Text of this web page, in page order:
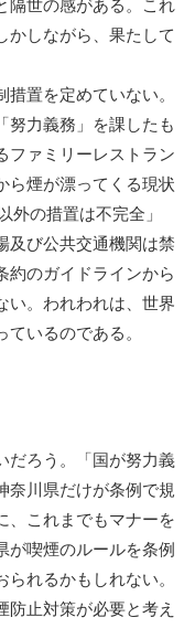
隔世の感がある。これ
かしながら、果たして
置を定めていない。
努力義務」を課したも
ファミリーレストラン
ら煙が漂ってくる現状
外の措置は不完全」
及び公共交通機関は禁
約のガイドラインから
い。われわれは、世界
いるのである。
だろう。「国が努力義
奈川県だけが条例で規
、これまでもマナーを
が喫煙のルールを条例
れるかもしれない。
防止対策が必要と考え